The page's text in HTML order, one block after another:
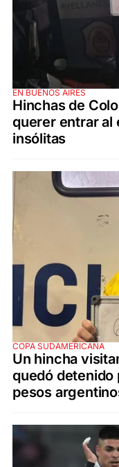
EN BUENOS AIRES
Hinchas de
querer entrar al
insólitas
COPA SUDAMERICANA
Un hincha
quedó detenido
pesos